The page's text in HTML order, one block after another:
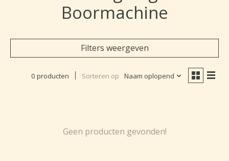
Boormachine
Filters weergeven
0 producten Sorteren op Naam oplopend
Geen producten gevonden!